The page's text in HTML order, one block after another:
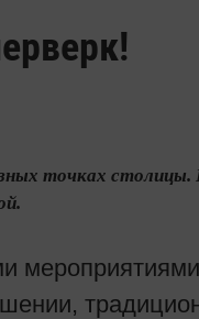
точках